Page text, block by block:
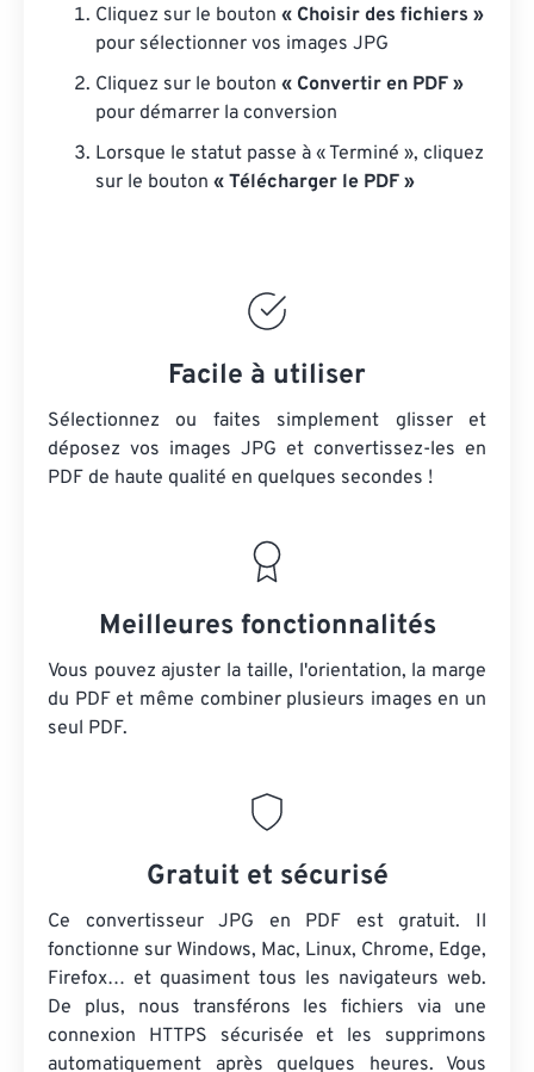
Cliquez sur le bouton « Choisir des fichiers »
pour sélectionner vos images JPG
Cliquez sur le bouton « Convertir en PDF »
pour démarrer la conversion
Lorsque le statut passe à « Terminé », cliquez
sur le bouton « Télécharger le PDF »
Facile à utiliser
Sélectionnez ou faites simplement glisser et
déposez vos images JPG et convertissez-les en
PDF de haute qualité en quelques secondes !
Meilleures fonctionnalités
Vous pouvez ajuster la taille, l'orientation, la marge
du PDF et même combiner plusieurs images en un
seul PDF.
Gratuit et sécurisé
Ce convertisseur JPG en PDF est gratuit. Il
fonctionne sur Windows, Mac, Linux, Chrome, Edge,
Firefox… et quasiment tous les navigateurs web.
De plus, nous transférons les fichiers via une
connexion HTTPS sécurisée et les supprimons
automatiquement après quelques heures. Vous